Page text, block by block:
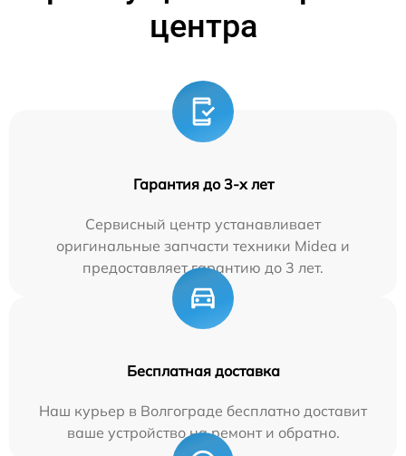
центра
Гарантия до 3-х лет
Сервисный центр устанавливает
оригинальные запчасти техники Midea и
предоставляет гарантию до 3 лет.
Бесплатная доставка
Наш курьер в Волгограде бесплатно доставит
ваше устройство на ремонт и обратно.